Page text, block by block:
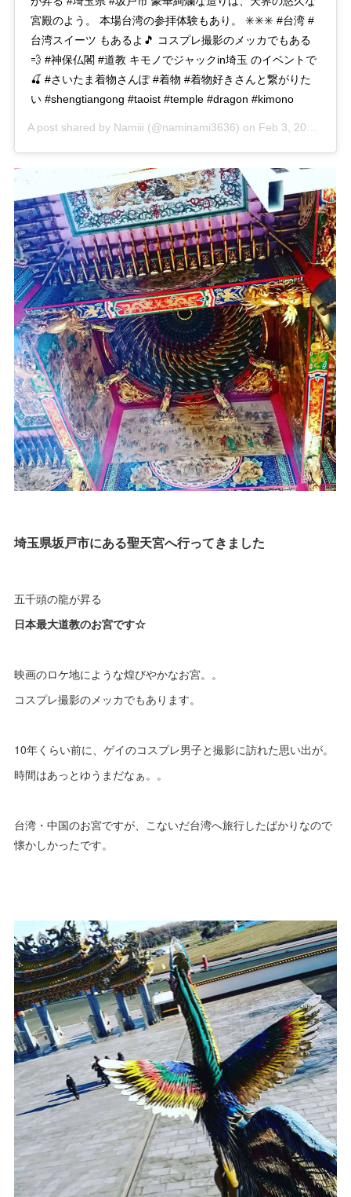
宮殿のよう。 本場台湾の参拝体験もあり。 ✳️✳️✳️ #台湾 #
台湾スイーツ もあるよ🎵 コスプレ撮影のメッカでもある
💨 #神保仏閣 #道教 キモノでジャックin埼玉 のイベントで
🍒 #さいたま着物さんぽ #着物 #着物好きさんと繋がりた
い #shengtiangong #taoist #temple #dragon #kimono
A post shared by Namiii (@naminami3636) on Feb 3, 2020 at 2:56am PST
埼玉県坂戸市にある聖天宮へ行ってきました
五千頭の龍が昇る
日本最大道教のお宮です☆
映画のロケ地にような煌びやかなお宮。。
コスプレ撮影のメッカでもあります。
10年くらい前に、ゲイのコスプレ男子と撮影に訪れた思い出が。
時間はあっとゆうまだなぁ。。
台湾・中国のお宮ですが、こないだ台湾へ旅行したばかりなので
懐かしかったです。